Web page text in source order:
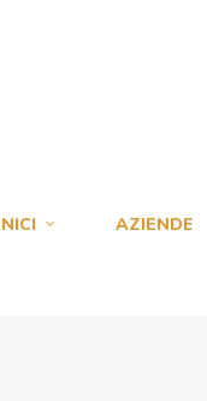
AZIENDE